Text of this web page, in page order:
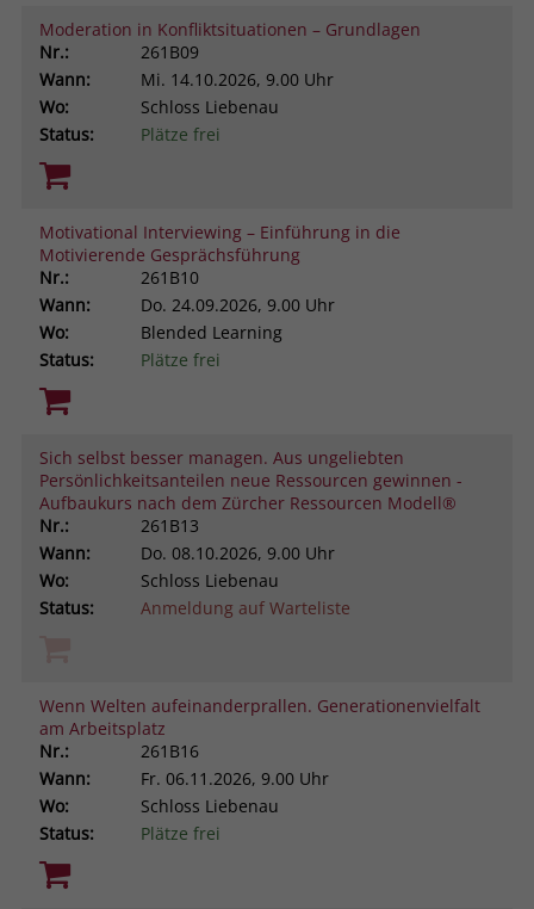
Moderation in Konfliktsituationen – Grundlagen
Nr.:
261B09
Wann:
Mi. 14.10.2026, 9.00 Uhr
Wo:
Schloss Liebenau
Status:
Plätze frei
Motivational Interviewing – Einführung in die
Motivierende Gesprächsführung
Nr.:
261B10
Wann:
Do. 24.09.2026, 9.00 Uhr
Wo:
Blended Learning
Status:
Plätze frei
Sich selbst besser managen. Aus ungeliebten
Persönlichkeitsanteilen neue Ressourcen gewinnen -
Aufbaukurs nach dem Zürcher Ressourcen Modell®
Nr.:
261B13
Wann:
Do. 08.10.2026, 9.00 Uhr
Wo:
Schloss Liebenau
Status:
Anmeldung auf Warteliste
Wenn Welten aufeinanderprallen. Generationenvielfalt
am Arbeitsplatz
Nr.:
261B16
Wann:
Fr. 06.11.2026, 9.00 Uhr
Wo:
Schloss Liebenau
Status:
Plätze frei